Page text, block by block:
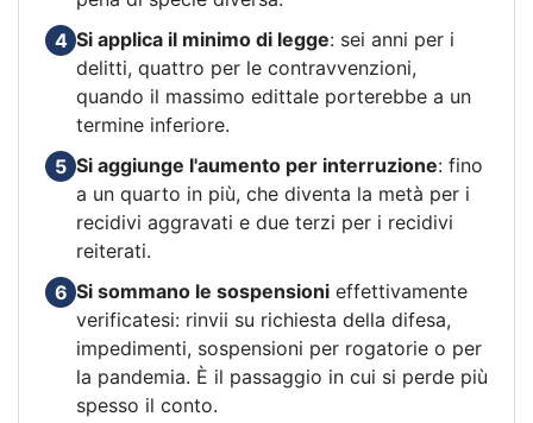
4 Si applica il minimo di legge: sei anni per i
delitti, quattro per le contravvenzioni,
quando il massimo edittale porterebbe a un
termine inferiore.
5 Si aggiunge l'aumento per interruzione: fino
a un quarto in più, che diventa la metà per i
recidivi aggravati e due terzi per i recidivi
reiterati.
6 Si sommano le sospensioni effettivamente
verificatesi: rinvii su richiesta della difesa,
impedimenti, sospensioni per rogatorie o per
la pandemia. È il passaggio in cui si perde più
spesso il conto.